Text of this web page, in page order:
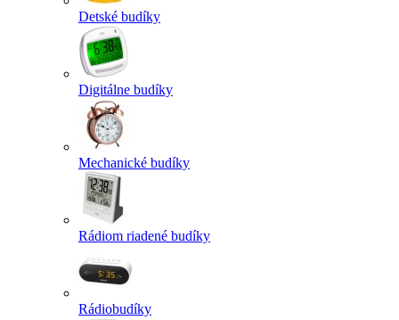
Detské budíky
Digitálne budíky
Mechanické budíky
Rádiom riadené budíky
Rádiobudíky